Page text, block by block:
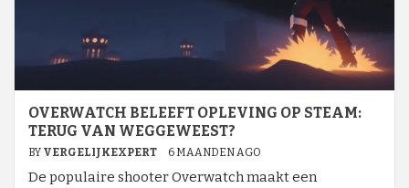
OVERWATCH BELEEFT OPLEVING OP STEAM:
TERUG VAN WEGGEWEEST?
BY VERGELIJKEXPERT 6 MAANDEN AGO
De populaire shooter Overwatch maakt een